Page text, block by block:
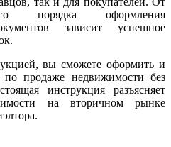
порядка оформления
зависит успешное
вы сможете оформить и
по продаже недвижимости без
инструкция разъясняет
на вторичном рынке